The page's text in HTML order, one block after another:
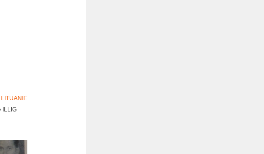
LITUANIE
ILLIG